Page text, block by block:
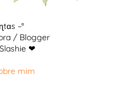
~°
/ Blogger
❤
mim